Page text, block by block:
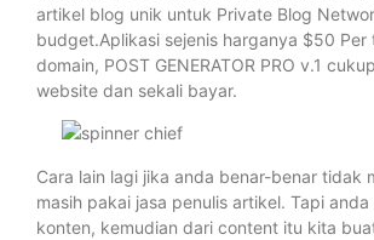
artikel blog unik untuk Private Blog
budget.Aplikasi sejenis harganya $50 Per
domain, POST GENERATOR PRO v.1
website dan sekali bayar.
Cara lain lagi jika anda benar-benar tidak
masih pakai jasa penulis artikel. Tapi anda
konten, kemudian dari content itu kita